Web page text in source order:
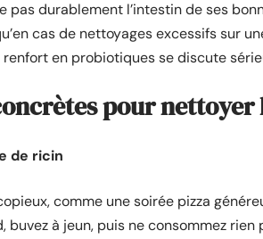
pas durablement l’intestin de ses
cas de nettoyages excessifs sur
en probiotiques se discute
pour nettoyer
de ricin
comme une soirée pizza
buvez à jeun, puis ne consommez rien